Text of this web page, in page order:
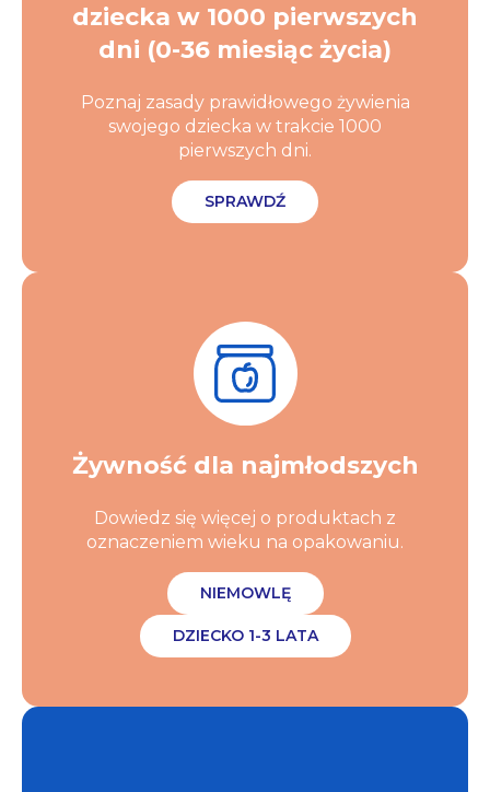
dziecka w 1000 pierwszych
dni (0-36 miesiąc życia)
Poznaj zasady prawidłowego żywienia
swojego dziecka w trakcie 1000
pierwszych dni.
SPRAWDŹ
Żywność dla najmłodszych
Dowiedz się więcej o produktach z
oznaczeniem wieku na opakowaniu.
NIEMOWLĘ
DZIECKO 1-3 LATA